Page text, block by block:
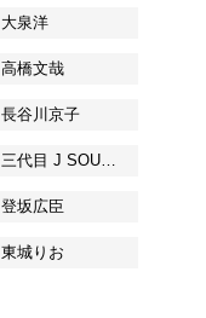
大泉洋
高橋文哉
長谷川京子
三代目 J SOUL BROTHERS from EXILE TRIBE
登坂広臣
東城りお